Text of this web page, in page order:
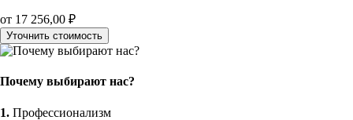
от 17 256,00 ₽
Уточнить стоимость
Почему выбирают нас?
1. Профессионализм